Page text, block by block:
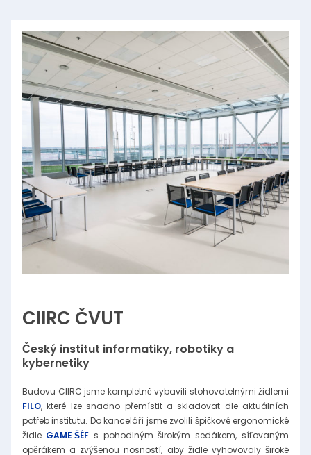
CIIRC ČVUT
Český institut informatiky, robotiky a
kybernetiky
FILO, které lze snadno přemístit a skladovat dle aktuálních
potřeb institutu. Do kanceláří jsme zvolili špičkové ergonomické
židle GAME ŠÉF s pohodlným širokým sedákem, síťovaným
opěrákem a zvýšenou nosností, aby židle vyhovovaly široké